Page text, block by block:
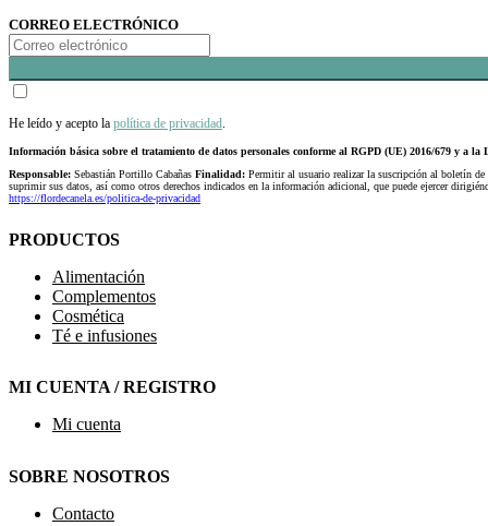
CORREO ELECTRÓNICO
He leído y acepto la política de privacidad
Información básica sobre el tratamiento de datos personales conforme al RGPD (UE) 2016/679 y a la
Responsable: Sebastián Portillo Cabañas Finalidad: Permitir al usuario realizar la suscripción al boletín
suprimir sus datos, así como otros derechos indicados en la información adicional, que puede ejercer
https://flordecanela.es/politica-de-privacidad
PRODUCTOS
Alimentación
Complementos
Cosmética
Té e infusiones
MI CUENTA / REGISTRO
Mi cuenta
SOBRE NOSOTROS
Contacto